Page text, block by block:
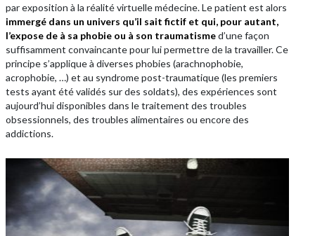
par exposition à la réalité virtuelle médecine. Le patient est alors
immergé dans un univers qu’il sait fictif et qui, pour autant,
l’expose de à sa phobie ou à son traumatismed’une façon
suffisamment convaincante pour lui permettre de la travailler. Ce
principe s’applique à diverses phobies (arachnophobie,
acrophobie, …) et au syndrome post-traumatique (les premiers
tests ayant été validés sur des soldats), des expériences sont
aujourd’hui disponibles dans le traitement des troubles
obsessionnels, des troubles alimentaires ou encore des
addictions.